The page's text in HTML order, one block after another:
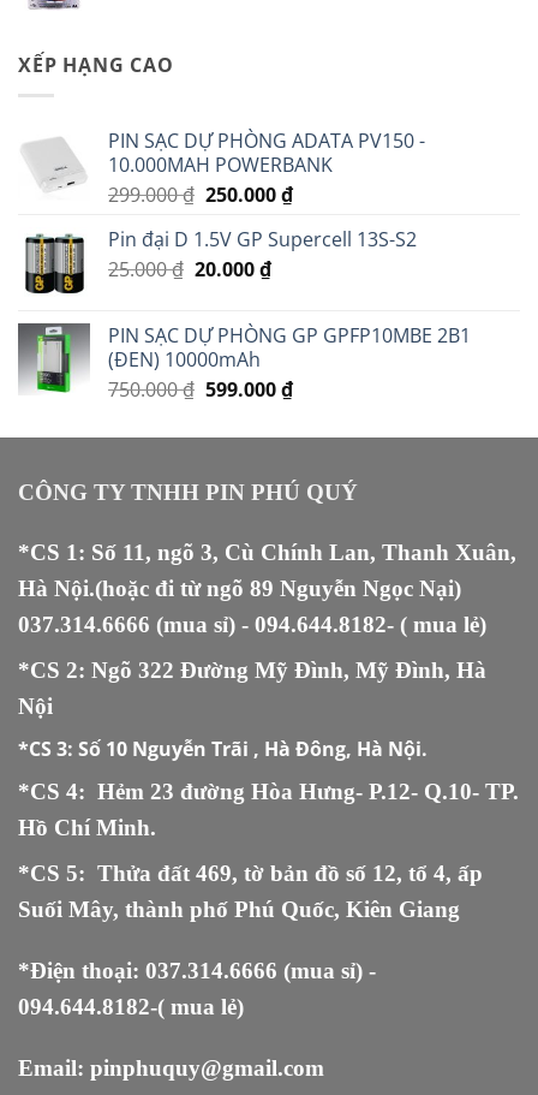
XẾP HẠNG CAO
PIN SẠC DỰ PHÒNG ADATA PV150 -
10.000MAH POWERBANK
299.000₫ Giá
là:
299.000 ₫.
250.000₫Giá
tại
Pin đại D 1.5V GP Supercell 13S-S2
25.000₫ Giá
25.000 ₫.
20.000₫Giá
là:
PIN SẠC DỰ PHÒNG GP GPFP10MBE 2B1
(ĐEN) 10000mAh
750.000₫ Giá
là:
599.000₫Giá
tại
599.000 ₫.
CÔNG TY TNHH PIN PHÚ QUÝ
*CS 1: Số 11, ngõ 3, Cù Chính Lan, Thanh Xuân,
Hà Nội.(hoặc đi từ ngõ 89 Nguyễn Ngọc Nại)
037.314.6666 (mua sỉ) - 094.644.8182- ( mua lẻ)
*CS 2: Ngõ 322 Đường Mỹ Đình, Mỹ Đình, Hà
Nội
*CS 3: Số 10 Nguyễn Trãi , Hà Đông, Hà Nội.
*CS 4: Hẻm 23 đường Hòa Hưng- P.12- Q.10- TP.
Hồ Chí Minh.
*CS 5: Thửa đất 469, tờ bản đồ số 12, tổ 4, ấp
Suối Mây, thành phố Phú Quốc, Kiên Giang
*Điện thoại: 037.314.6666 (mua sỉ) -
094.644.8182-( mua lẻ)
Email: pinphuquy@gmail.com